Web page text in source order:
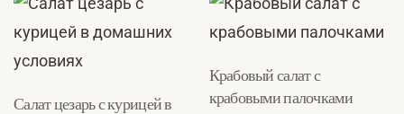
Салат цезарь с курицей в
Крабовый салат с
крабовыми палочками